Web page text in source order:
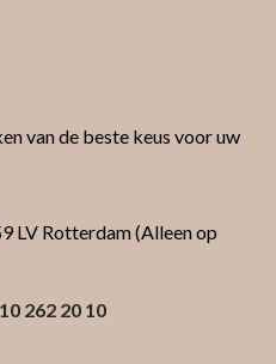
van de beste keus voor uw
LV Rotterdam (Alleen op
262 20 10